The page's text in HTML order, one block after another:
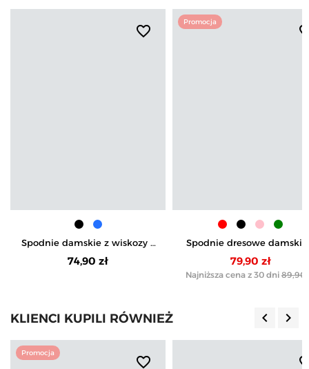
favorite_border
Spodnie damskie z wiskozy z
szeroką nogawką i
kieszeniami
74,90 zł
Promocja
Spodnie dresowe damskie
wysokim stanem i
nogawką
79,90 zł
Najniższa cena z 30 dni 89,90
KLIENCI KUPILI RÓWNIEŻ keyboard_arrow_left keyboard_arrow_right
Promocja
favorite_border